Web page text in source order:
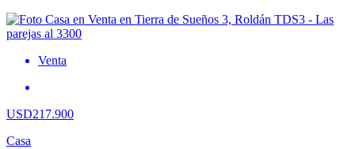
Venta
USD217.900
Casa